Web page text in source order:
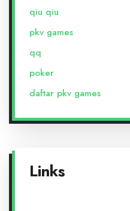
qiu qiu
pkv games
qq
poker
daftar pkv games
Links